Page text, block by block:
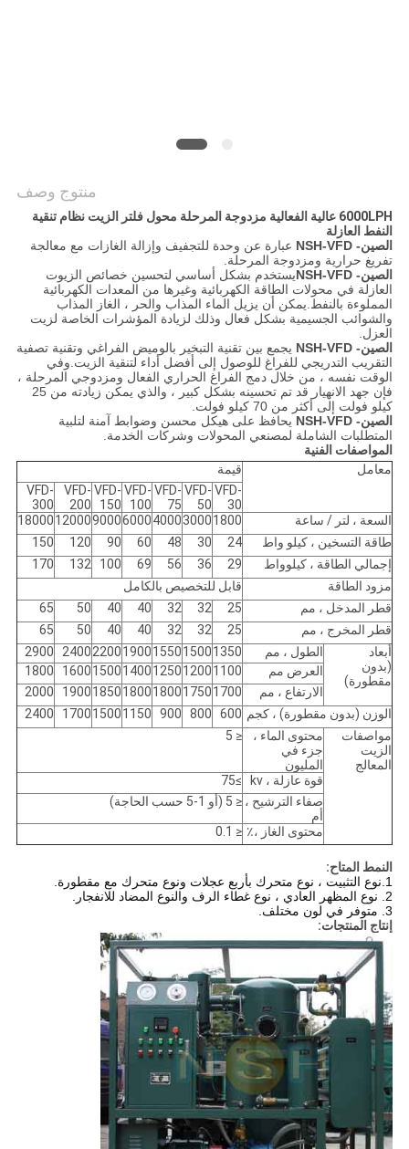
منتوج وصف
6000LPH عالية الفعالية مزدوجة المرحلة محول فلتر الزيت نظام تنقية
النفط العازلة
الصين- NSH-VFD
عبارة عن وحدة للتجفيف وإزالة الغازات مع معالجة
تفريغ حرارية ومزدوجة المرحلة.
الصين- NSH-VFD
يستخدم بشكل أساسي لتحسين خصائص الزيوت
العازلة في محولات الطاقة الكهربائية وغيرها من المعدات الكهربائية
المملوءة بالنفط.يمكن أن يزيل الماء المذاب والحر ، الغاز المذاب
والشوائب الجسيمية بشكل فعال وذلك لزيادة المؤشرات الخاصة لزيت
العزل.
الصين- NSH-VFD
يجمع بين تقنية التبخير بالوميض الفراغي وتقنية تصفية
التقريب التدريجي للفراغ للوصول إلى أفضل أداء لتنقية الزيت.وفي
الوقت نفسه ، من خلال دمج الفراغ الحراري الفعال ومزدوجي المرحلة ،
فإن جهد الانهيار قد تم تحسينه بشكل كبير ، والذي يمكن زيادته من 25
كيلو فولت إلى أكثر من 70 كيلو فولت.
الصين- NSH-VFD
يحافظ على هيكل محسن وضوابط آمنة لتلبية
المتطلبات الشاملة لمصنعي المحولات وشركات الخدمة.
المواصفات الفنية
معامل
قيمة
VFD-
30
VFD-
50
VFD-
75
VFD-
100
VFD-
150
VFD-
200
VFD-
300
السعة ، لتر / ساعة
1800
3000
4000
6000
9000
12000
18000
طاقة التسخين ، كيلو واط
24
30
48
60
90
120
150
إجمالي الطاقة ، كيلوواط
29
36
56
69
100
132
170
مزود الطاقة
قابل للتخصيص بالكامل
قطر المدخل ، مم
25
32
32
40
40
50
65
قطر المخرج ، مم
25
32
32
40
40
50
65
أبعاد
(بدون
مقطورة)
الطول ، مم 1350
1500
1550
1900
2200
2400
2900
العرض مم
1100
1200
1250
1400
1500
1600
1800
الارتفاع ، مم
1700
1750
1800
1800
1850
1900
2000
الوزن (بدون مقطورة) ، كجم 600
800
900
1150
1500
1700
2400
مواصفات
الزيت
المعالج
محتوى الماء ،
جزء في
المليون
≤ 5
قوة عازلة ، kv
≥75
صفاء الترشيح ،
أم
≤ 5 (أو 1-5 حسب الحاجة)
محتوى الغاز ،٪ ≤ 0.1
النمط المتاح:
1.نوع التثبيت ، نوع متحرك بأربع عجلات ونوع متحرك مع مقطورة.
2. نوع المظهر العادي ، نوع غطاء الرف والنوع المضاد للانفجار.
3. متوفر في لون مختلف.
إنتاج المنتجات: